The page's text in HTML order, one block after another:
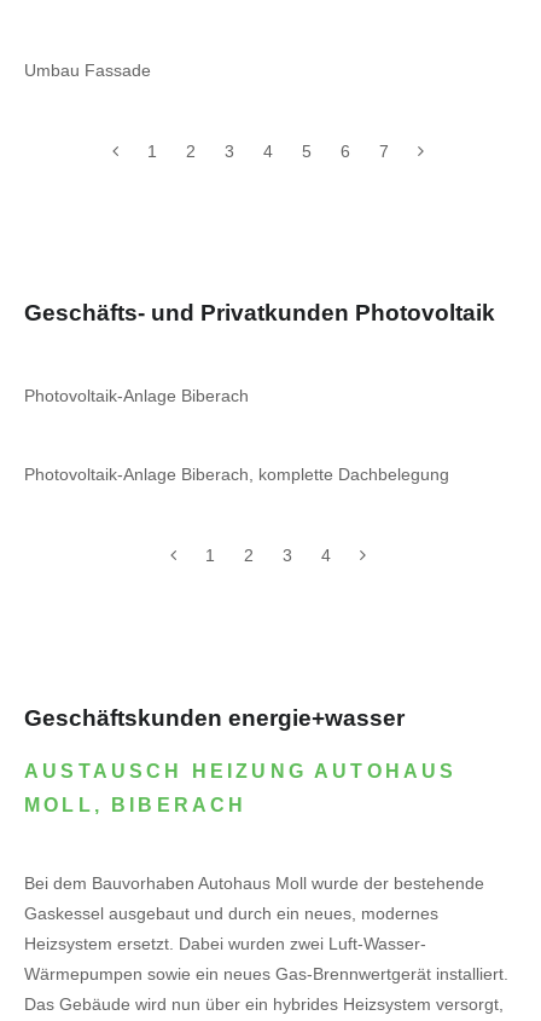
Umbau Fassade
1 2 3 4 5 6 7
Geschäfts- und Privatkunden Photovoltaik
Photovoltaik-Anlage Biberach
Photovoltaik-Anlage Biberach, komplette Dachbelegung
1 2 3 4
Geschäftskunden energie+wasser
AUSTAUSCH HEIZUNG AUTOHAUS
MOLL, BIBERACH
Bei dem Bauvorhaben Autohaus Moll wurde der bestehende
Gaskessel ausgebaut und durch ein neues, modernes
Heizsystem ersetzt. Dabei wurden zwei Luft-Wasser-
Wärmepumpen sowie ein neues Gas-Brennwertgerät installiert.
Das Gebäude wird nun über ein hybrides Heizsystem versorgt,